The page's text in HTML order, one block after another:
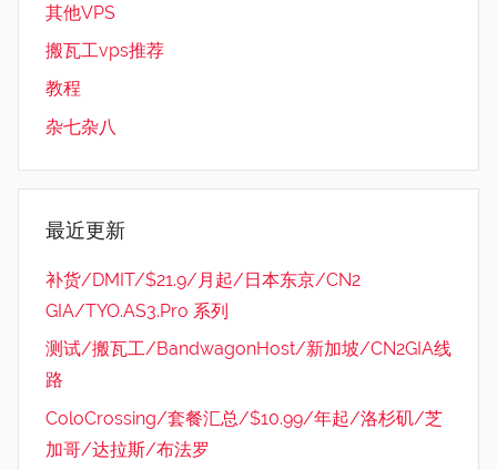
其他VPS
搬瓦工vps推荐
教程
杂七杂八
最近更新
补货/DMIT/$21.9/月起/日本东京/CN2
GIA/TYO.AS3.Pro 系列
测试/搬瓦工/BandwagonHost/新加坡/CN2GIA线
路
ColoCrossing/套餐汇总/$10.99/年起/洛杉矶/芝
加哥/达拉斯/布法罗